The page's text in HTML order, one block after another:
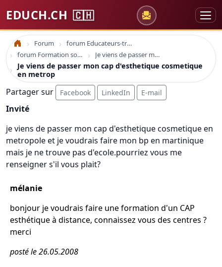
EDUCH.CH 🇨🇭
Accueil Forum
forum Educateurs-trices sociaux
forum Formation sociale en france
Je viens de passer mon cap d'esthetique cosmetique en metrop
Je viens de passer mon cap d'esthetique cosmetique
en metrop
Partager sur Facebook LinkedIn E-mail
Invité
je viens de passer mon cap d'esthetique cosmetique en
metropole et je voudrais faire mon bp en martinique
mais je ne trouve pas d'ecole.pourriez vous me
renseigner s'il vous plait?
mélanie
bonjour je voudrais faire une formation d'un CAP
esthétique à distance, connaissez vous des centres ?
merci
posté le 26.05.2008